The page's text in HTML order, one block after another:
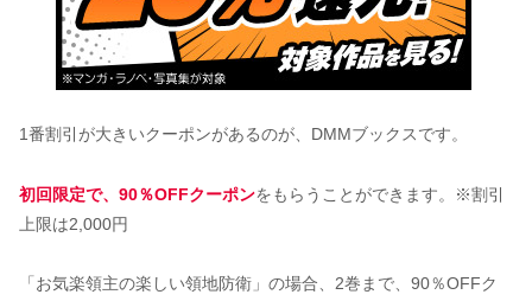
1番割引が大きいクーポンがあるのが、DMMブックスです。
初回限定で、90％OFFクーポンをもらうことができます。※割引
上限は2,000円
「お気楽領主の楽しい領地防衛」の場合、2巻まで、90％OFFク